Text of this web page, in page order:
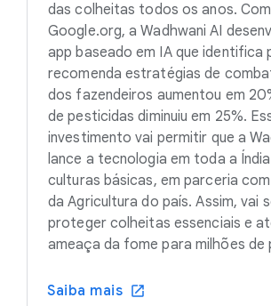
das colheitas todos os anos.
Google.org, a Wadhwani AI
app baseado em IA que identifica
recomenda estratégias de
dos fazendeiros aumentou em
de pesticidas diminuiu em 25%.
investimento vai permitir que a
lance a tecnologia em toda a
culturas básicas, em parceria
da Agricultura do país. Assim, vai
proteger colheitas essenciais e
ameaça da fome para milhões de
Saiba mais